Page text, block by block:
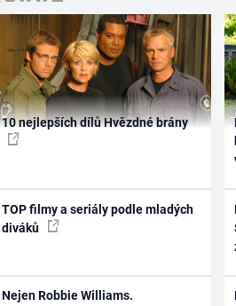
10 nejlepších dílů Hvězdné brány
TOP filmy a seriály podle mladých
diváků
Nejen Robbie Williams.